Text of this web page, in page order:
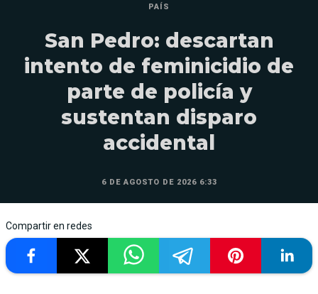
PAÍS
San Pedro: descartan
intento de feminicidio de
parte de policía y
sustentan disparo
accidental
6 DE AGOSTO DE 2026 6:33
Compartir en redes